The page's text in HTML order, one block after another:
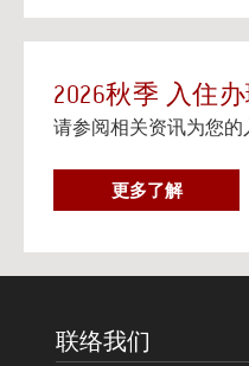
2026秋季 入住
请参阅相关资讯为您的
更多了解2
0
联络我们